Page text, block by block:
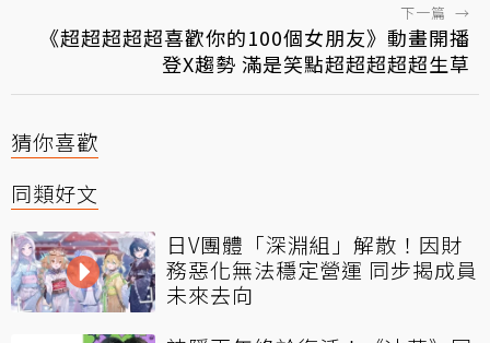
下一篇 →
《超超超超超喜歡你的100個女朋友》動畫開播
登X趨勢 滿是笑點超超超超超生草
猜你喜歡
同類好文
日V團體「深淵組」解散！因財
務惡化無法穩定營運 同步揭成員
未來去向